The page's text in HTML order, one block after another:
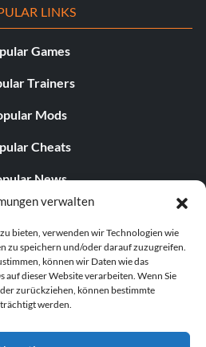
verwalten
bieten, verwenden wir Technologien wie
zu speichern und/oder darauf zuzugreifen.
können wir Daten wie das
auf dieser Website verarbeiten. Wenn Sie
zurückziehen, können bestimmte
werden.
LINKS
Games
Trainers
Mods
Cheats
News
Editorials
Free Games
UPDATES